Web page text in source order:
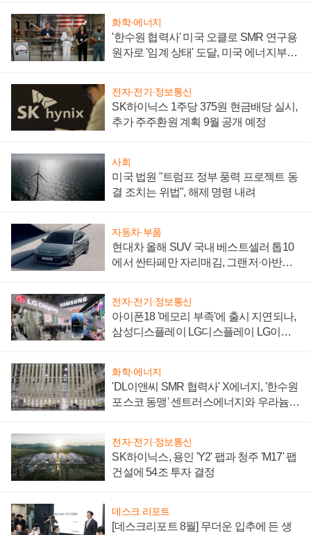
화학·에너지
'한수원 협력사' 미국 오클로 SMR 연구용
원자로 '임계 상태' 도달, 미국 에너지부
전자·전기·정보통신
SK하이닉스 1주당 375원 현금배당 실시,
추가 주주환원 계획 9월 공개 예정
사회
미국 법원 "트럼프 정부 풍력 프로젝트 동
결 조치는 위법", 해제 명령 내려
자동차·부품
현대차 올해 SUV 국내 베스트셀러 톱10
에서 싼타페만 자리매김, 그랜저·아반떼
전자·전기·정보통신
아이폰18 '메모리 부족'에 출시 지연되나,
삼성디스플레이 LG디스플레이 LG이노
화학·에너지
'DL이앤씨 SMR 협력사' X에너지, '한수원
포스코 동맹' 센트러스에너지와 우라늄
전자·전기·정보통신
SK하이닉스, 용인 'Y2' 팹과 청주 'M17' 팹
건설에 54조 투자 결정
데스크 리포트
[데스크리포트 8월] 무더운 입추에 든 생